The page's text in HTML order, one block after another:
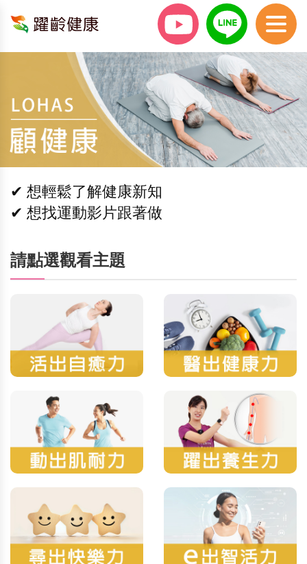
✔ 想輕鬆了解健康新知
✔ 想找運動影片跟著做
請點選觀看主題